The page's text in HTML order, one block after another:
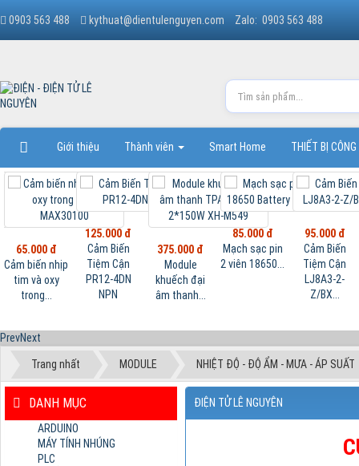
0903 563 488 kythuat@dientulenguyen.com Zalo: 0903 563 488
Giới thiệu Thành viên Smart Home THIẾT BỊ
65.000 đ
Cảm biến nhịp
tim và oxy
trong...
125.000 đ
Cảm Biến
Tiệm Cận
PR12-4DN
NPN
375.000 đ
Module
khuếch đại
âm thanh...
85.000 đ
Mạch sạc pin
2 viên 18650...
95.000 đ
Cảm Biến
Tiệm Cận
LJ8A3-2-
Z/BX...
PrevNext
Trang nhất MODULE NHIỆT ĐỘ - ĐỘ ẨM - MƯA - ÁP SUẤT
ĐIỆN TỬ LÊ NGUYÊN
DANH MỤC
ARDUINO
MÁY TÍNH NHÚNG
PLC